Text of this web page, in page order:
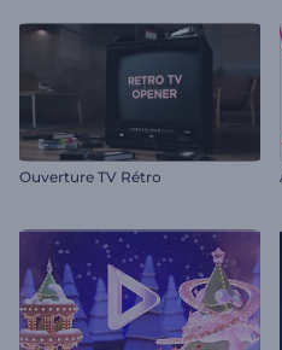
Ouverture TV Rétro